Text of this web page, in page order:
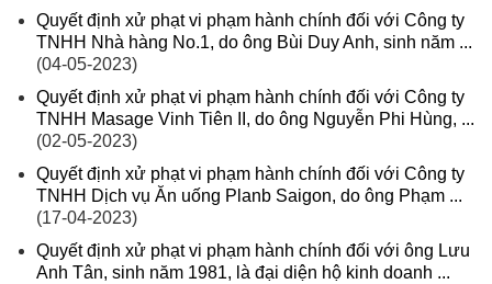
Quyết định xử phạt vi phạm hành chính đối với Công ty
TNHH Nhà hàng No.1, do ông Bùi Duy Anh, sinh năm ...
(04-05-2023)
Quyết định xử phạt vi phạm hành chính đối với Công ty
TNHH Masage Vinh Tiên II, do ông Nguyễn Phi Hùng, ...
(02-05-2023)
Quyết định xử phạt vi phạm hành chính đối với Công ty
TNHH Dịch vụ Ăn uống Planb Saigon, do ông Phạm ...
(17-04-2023)
Quyết định xử phạt vi phạm hành chính đối với ông Lưu
Anh Tân, sinh năm 1981, là đại diện hộ kinh doanh ...